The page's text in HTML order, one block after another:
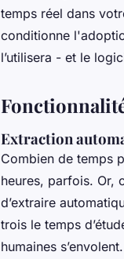
temps réel dans
conditionne
l’utilisera - et le
Extraction
Combien de temps
heures, parfois. Or,
d’extraire
trois le temps
humaines